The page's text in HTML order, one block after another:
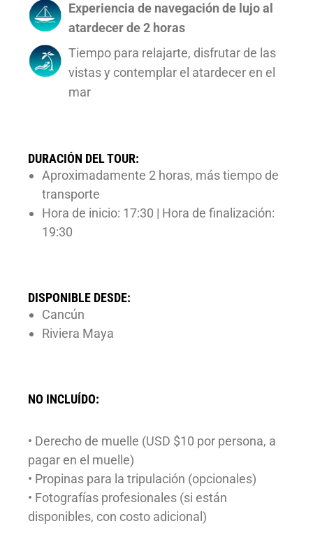
Experiencia de navegación de lujo al
atardecer de 2 horas
Tiempo para relajarte, disfrutar de las
vistas y contemplar el atardecer en el
mar
DURACIÓN DEL TOUR:
Aproximadamente 2 horas, más tiempo de
transporte
Hora de inicio: 17:30 | Hora de finalización:
19:30
DISPONIBLE DESDE:
Cancún
Riviera Maya
NO INCLUÍDO:
• Derecho de muelle (USD $10 por persona, a
pagar en el muelle)
• Propinas para la tripulación (opcionales)
• Fotografías profesionales (si están
disponibles, con costo adicional)